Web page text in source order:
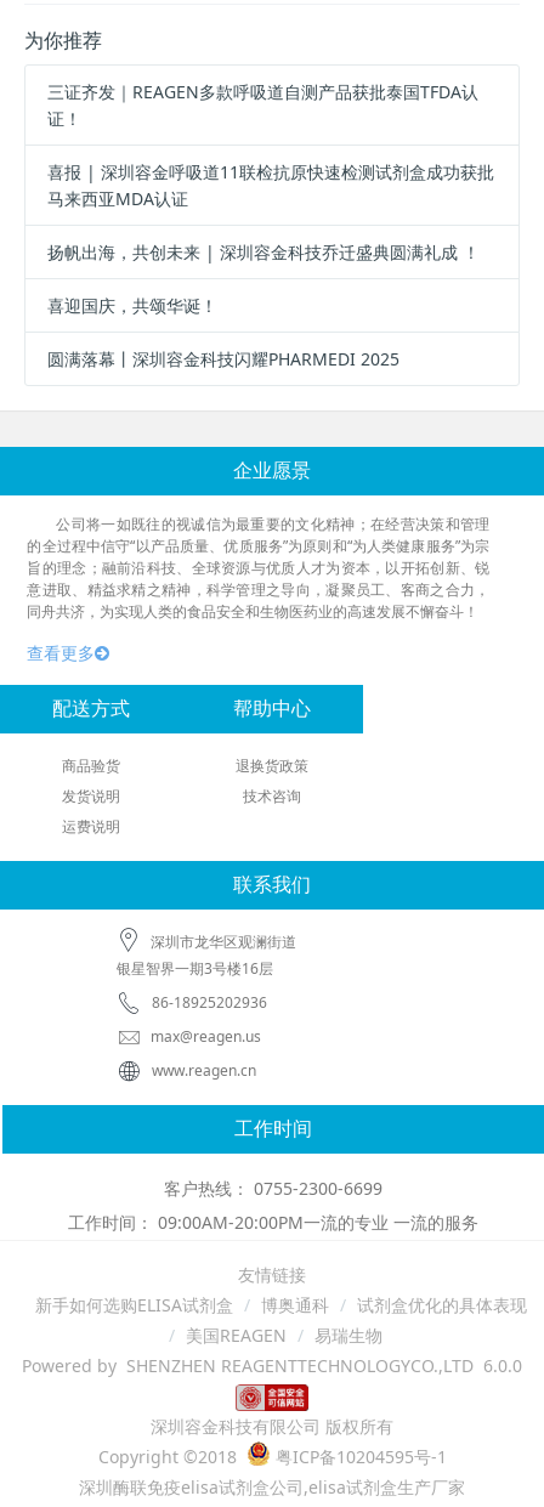
为你推荐
三证齐发｜REAGEN多款呼吸道自测产品获批泰国TFDA认
证！
喜报 | 深圳容金呼吸道11联检抗原快速检测试剂盒成功获批
马来西亚MDA认证
扬帆出海，共创未来 | 深圳容金科技乔迁盛典圆满礼成 ！
喜迎国庆，共颂华诞！
圆满落幕丨深圳容金科技闪耀PHARMEDI 2025
企业愿景
公司将一如既往的视诚信为最重要的文化精神；在经营决策和管理
的全过程中信守“以产品质量、优质服务”为原则和“为人类健康服务”为宗
旨的理念；融前沿科技、全球资源与优质人才为资本，以开拓创新、锐
意进取、精益求精之精神，科学管理之导向，凝聚员工、客商之合力，
同舟共济，为实现人类的食品安全和生物医药业的高速发展不懈奋斗！
查看更多
配送方式
商品验货
发货说明
运费说明
帮助中心
退换货政策
技术咨询
联系我们
深圳市龙华区观澜街道
银星智界一期3号楼16层
86-18925202936
max@reagen.us
www.reagen.cn
工作时间
客户热线： 0755-2300-6699
工作时间： 09:00AM-20:00PM一流的专业 一流的服务
友情链接
新手如何选购ELISA试剂盒
博奥通科
试剂盒优化的具体表现
美国REAGEN
易瑞生物
Powered by SHENZHEN REAGENTTECHNOLOGYCO.,LTD 6.0.0
深圳容金科技有限公司 版权所有
Copyright ©2018
粤ICP备10204595号-1
深圳酶联免疫elisa试剂盒公司,elisa试剂盒生产厂家